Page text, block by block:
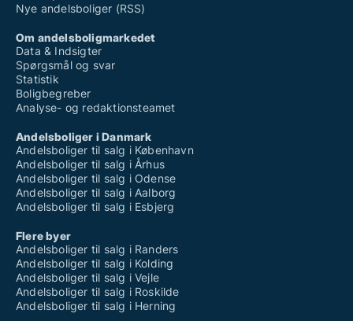
Nye andelsboliger (RSS)
Om andelsboligmarkedet
Data & Indsigter
Spørgsmål og svar
Statistik
Boligbegreber
Analyse- og redaktionsteamet
Andelsboliger i Danmark
Andelsboliger til salg i København
Andelsboliger til salg i Århus
Andelsboliger til salg i Odense
Andelsboliger til salg i Aalborg
Andelsboliger til salg i Esbjerg
Flere byer
Andelsboliger til salg i Randers
Andelsboliger til salg i Kolding
Andelsboliger til salg i Vejle
Andelsboliger til salg i Roskilde
Andelsboliger til salg i Herning